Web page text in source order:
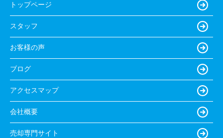
トップページ
スタッフ
お客様の声
ブログ
アクセスマップ
会社概要
売却専門サイト